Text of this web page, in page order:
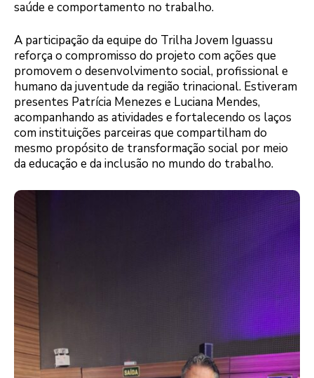
saúde e comportamento no trabalho.
A participação da equipe do Trilha Jovem Iguassu
reforça o compromisso do projeto com ações que
promovem o desenvolvimento social, profissional e
humano da juventude da região trinacional. Estiveram
presentes Patrícia Menezes e Luciana Mendes,
acompanhando as atividades e fortalecendo os laços
com instituições parceiras que compartilham do
mesmo propósito de transformação social por meio
da educação e da inclusão no mundo do trabalho.